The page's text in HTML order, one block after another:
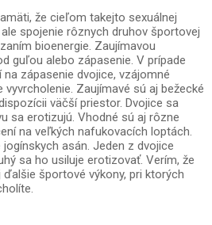
že cieľom takejto sexuálnej
spojenie rôznych druhov športovej
bioenergie. Zaujímavou
guľou alebo zápasenie. V prípade
zápasenie dvojice, vzájomné
Zaujímavé sú aj bežecké
väčší priestor. Dvojice sa
sa erotizujú. Vhodné sú aj rôzne
na veľkých nafukovacích loptách.
asán. Jeden z dvojice
sa ho usiluje erotizovať. Verím, že
športové výkony, pri ktorých